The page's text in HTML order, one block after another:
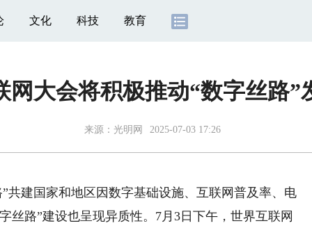
文化 科技 教育
网大会将积极推动“数字丝路”
来源： 光明网 2025-07-03 17:26
共建国家和地区因数字基础设施、互联网普及率、电
丝路”建设也呈现异质性。7月3日下午，世界互联网